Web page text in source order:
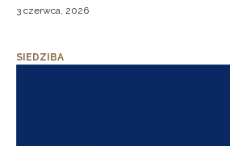
3 czerwca, 2026
SIEDZIBA